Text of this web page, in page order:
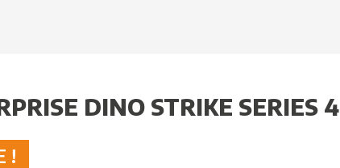
DINO STRIKE SERIES 4
!